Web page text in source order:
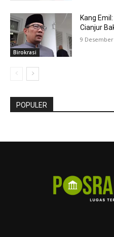
Birokrasi
Kang
Cianjur
9 Desember
POPULER